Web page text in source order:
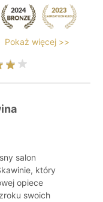
Pokaż więcej >>
salon
który
opiece
swoich